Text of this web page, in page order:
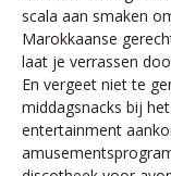
scala aan smaken
Marokkaanse
laat je verrassen
En vergeet niet te
middagsnacks bij
entertainment